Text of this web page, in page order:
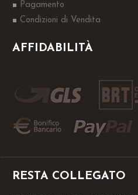
Pagamento
Condizioni di Vendita
AFFIDABILITÀ
RESTA COLLEGATO